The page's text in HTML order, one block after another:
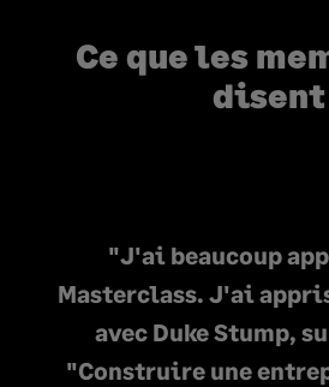
Ce que les
disent
J'ai beaucoup
Masterclass. J'ai
avec Duke Stump,
"Construire une